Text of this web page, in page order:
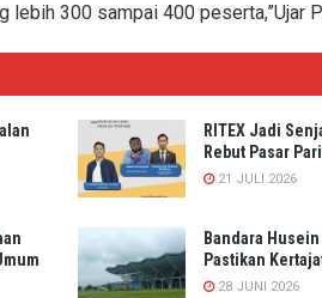
lebih 300 sampai 400
RITEX Jadi
Rebut Pasar
21 JULI 2026
Bandara
Pastikan
28 JUNI 2026